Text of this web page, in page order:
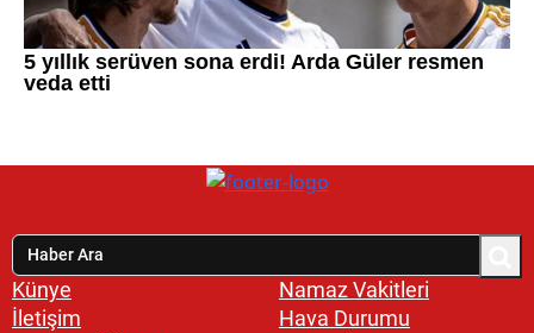
Künye
İletişim
Namaz Vakitleri
Hava Durumu